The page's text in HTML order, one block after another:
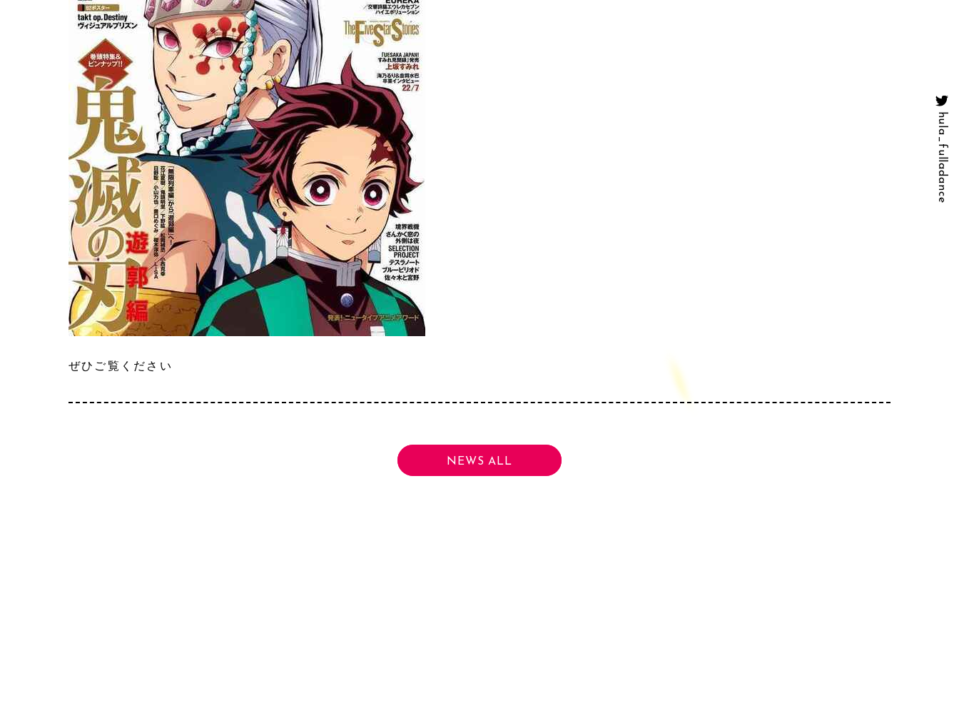
hula_fulladance
ぜひご覧ください
NEWS ALL